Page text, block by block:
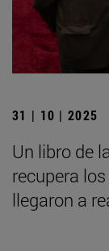
31 | 10 | 2025
Un libro de
recupera
llegaron a